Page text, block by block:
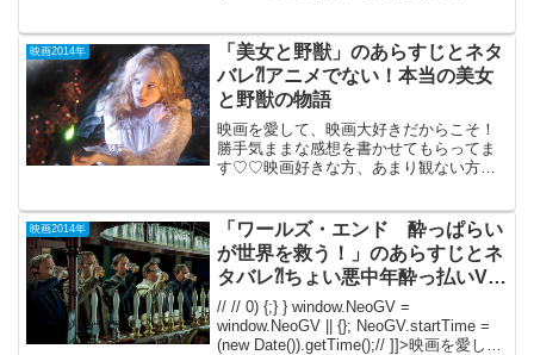
年代に社会現象となったポル...
映画2014年
「美女と野獣」のあらすじとネタ
バレ⁈アニメでない！本当の美女
と野獣の物語
映画を愛して、映画大好きだからこそ！
勝手気ままな感想を書かせてもらってま
す♡♡映画好きな方、あまり観ない方
公開（113分）Disneyのアニメではありま
せん...
映画2014年
「ワールズ・エンド 酔っぱらい
が世界を救う！」のあらすじとネ
タバレ⁈ちょい悪中年酔っ払いVS
エイリアン。
// // 0) {;} } window.NeoGV =
window.NeoGV || {}; NeoGV.startTime =
(new Date()).getTime();// ]]>映画を愛し